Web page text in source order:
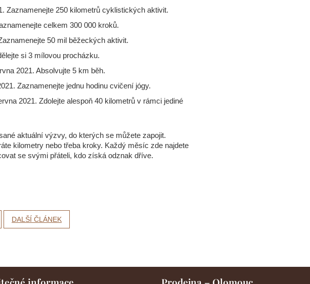
Zaznamenejte 250 kilometrů cyklistických aktivit.
celkem 300 000 kroků.
50 mil běžeckých aktivit.
si 3 mílovou procházku.
2021. Absolvujte 5 km běh.
Zaznamenejte jednu hodinu cvičení jógy.
2021. Zdolejte alespoň 40 kilometrů v rámci jediné
aktuální výzvy, do kterých se můžete zapojit.
kilometry nebo třeba kroky. Každý měsíc zde najdete
se svými přáteli, kdo získá odznak dříve.
DALŠÍ ČLÁNEK